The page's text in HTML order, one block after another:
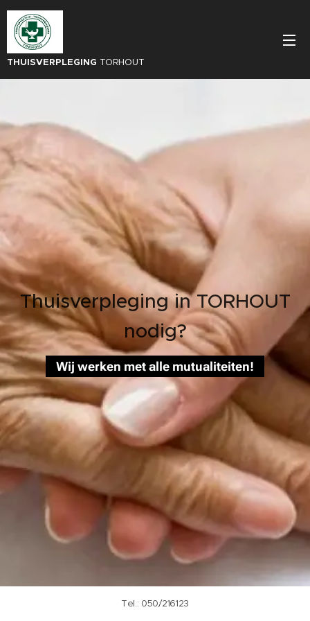
THUISVERPLEGING TORHOUT
Thuisverpleging in TORHOUT
nodig?
Wij werken met alle mutualiteiten!
Tel.: 050/216123